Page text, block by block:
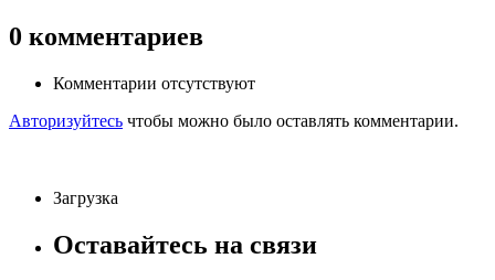
0 комментариев
Комментарии отсутствуют
Авторизуйтесь чтобы можно было оставлять комментарии.
Загрузка
Оставайтесь на связи